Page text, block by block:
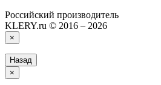
Российский производитель
KLERY.ru © 2016 – 2026
×
Назад
×